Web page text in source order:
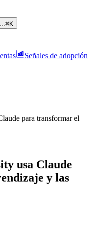
⌘K
Señales de adopción
para transformar el
usa Claude
y las